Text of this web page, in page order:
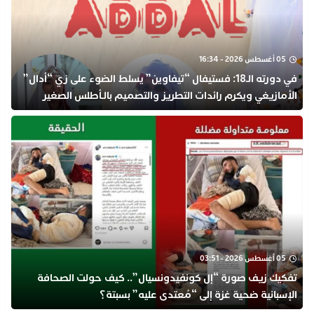
05 أغسطس 2026 - 16:34
في دورته الـ18: فستيفال “تيفاوين” يسلط الضوء على زي “أدال”
الأمازيغي ويكرم رائدات التطريز والتصميم بالـأطلس الصغير
05 أغسطس 2026 - 03:51
تفكيك زيف صورة “إل كونفيدونسيال”.. كيف حولت الصحافة
الإسبانية ضحية غزة إلى “مُعتدى عليه” بسبتة؟